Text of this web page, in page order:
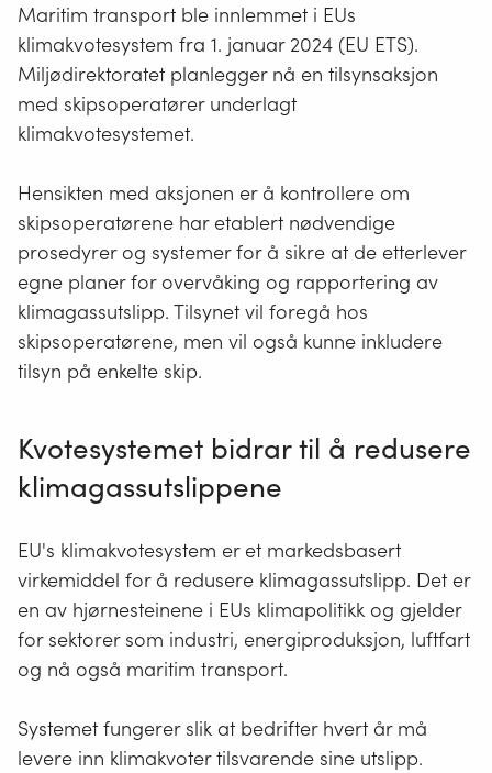
Maritim transport ble innlemmet i EUs
klimakvotesystem fra 1. januar 2024 (EU ETS).
Miljødirektoratet planlegger nå en tilsynsaksjon
med skipsoperatører underlagt
klimakvotesystemet.
Hensikten med aksjonen er å kontrollere om
skipsoperatørene har etablert nødvendige
prosedyrer og systemer for å sikre at de etterlever
egne planer for overvåking og rapportering av
klimagassutslipp. Tilsynet vil foregå hos
skipsoperatørene, men vil også kunne inkludere
tilsyn på enkelte skip.
Kvotesystemet bidrar til å redusere
klimagassutslippene
EU's klimakvotesystem er et markedsbasert
virkemiddel for å redusere klimagassutslipp. Det er
en av hjørnesteinene i EUs klimapolitikk og gjelder
for sektorer som industri, energiproduksjon, luftfart
og nå også maritim transport.
Systemet fungerer slik at bedrifter hvert år må
levere inn klimakvoter tilsvarende sine utslipp.